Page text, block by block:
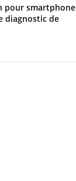
pour smartphone
diagnostic de